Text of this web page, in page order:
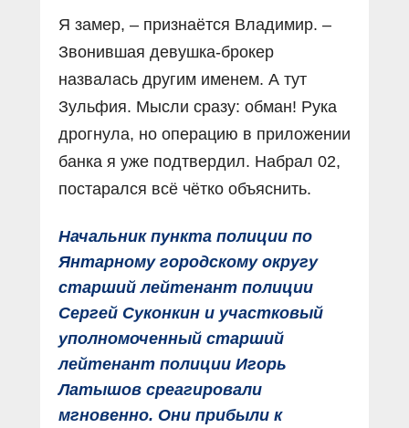
Я замер, – признаётся Владимир. –
Звонившая девушка-брокер
назвалась другим именем. А тут
Зульфия. Мысли сразу: обман! Рука
дрогнула, но операцию в приложении
банка я уже подтвердил. Набрал 02,
постарался всё чётко объяснить.
Начальник пункта полиции по
Янтарному городскому округу
старший лейтенант полиции
Сергей Суконкин и участковый
уполномоченный старший
лейтенант полиции Игорь
Латышов среагировали
мгновенно. Они прибыли к